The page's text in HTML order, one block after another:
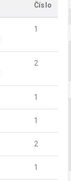
Číslo
1
2
1
1
2
1